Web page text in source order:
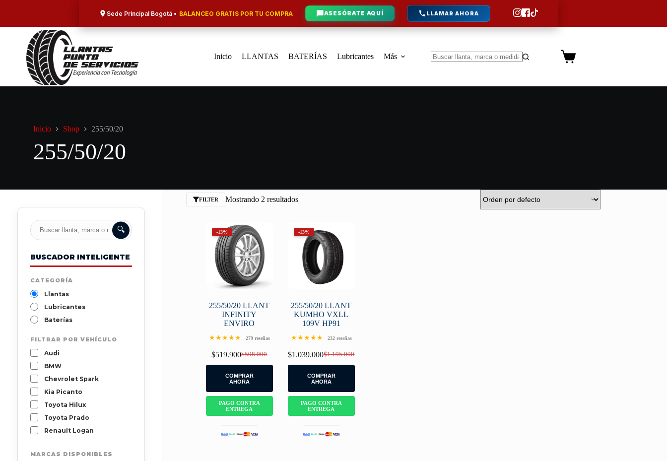
Sede Principal Bogotá • BALANCEO GRATIS POR TU COMPRA ASESÓRATE AQUÍ LLAMAR AHORA
Inicio LLANTAS BATERÍAS Lubricantes
Más
Carro
Inicio Shop 255/50/20
255/50/20
FILTER Mostrando 2 resultados
-13%
255/50/20 LLANT
INFINITY
ENVIRO
★★★★★ 279 reseñas
$598.000
Original
price
was:
$598.000.
$519.900Current
price
is:
$519.900.
COMPRAR
AHORA
PAGO CONTRA
ENTREGA
-13%
255/50/20 LLANT
KUMHO VXLL
109V HP91
★★★★★ 232 reseñas
$1.195.000
Original
price
was:
$1.195.000.
$1.039.000Current
price
is:
$1.039.000.
COMPRAR
AHORA
PAGO CONTRA
ENTREGA
🔍
BUSCADOR INTELIGENTE
CATEGORÍA
Llantas
Lubricantes
Baterías
FILTRAR POR VEHÍCULO
Audi
BMW
Chevrolet Spark
Kia Picanto
Toyota Hilux
Toyota Prado
Renault Logan
MARCAS DISPONIBLES